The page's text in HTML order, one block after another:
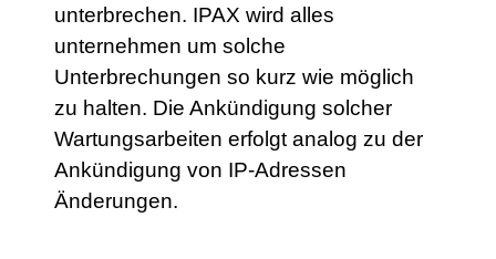
unterbrechen. IPAX wird alles
unternehmen um solche
Unterbrechungen so kurz wie möglich
zu halten. Die Ankündigung solcher
Wartungsarbeiten erfolgt analog zu der
Ankündigung von IP-Adressen
Änderungen.